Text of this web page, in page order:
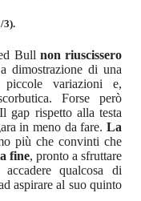
3).
Bull non riuscissero
dimostrazione di una
piccole variazioni e,
Forse però
gap rispetto alla testa
in meno da fare. La
più che convinti che
fine, pronto a sfruttare
qualcosa di
aspirare al suo quinto